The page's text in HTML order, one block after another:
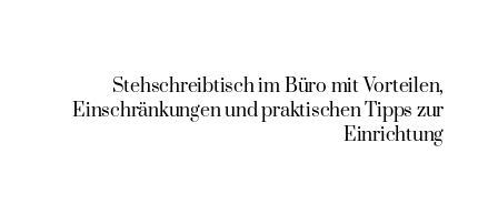
Stehschreibtisch im Büro mit Vorteilen,
Einschränkungen und praktischen Tipps zur
Einrichtung